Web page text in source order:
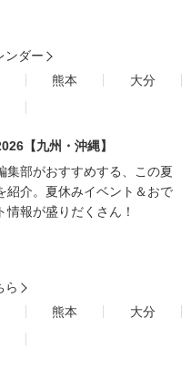
ンダー
熊本
大分
【九州・沖縄】
集部がおすすめする、この夏
紹介。夏休みイベント＆おで
情報が盛りだくさん！
ら
熊本
大分